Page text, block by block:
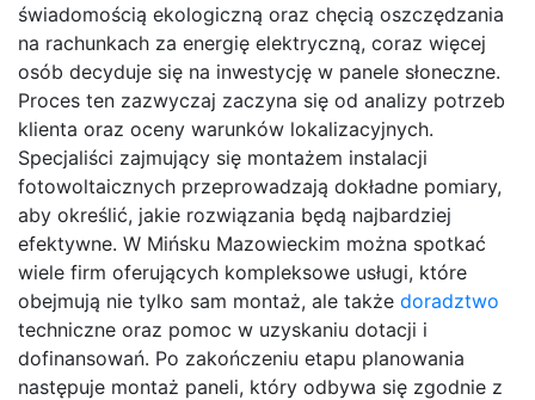
świadomością ekologiczną oraz chęcią oszczędzania
na rachunkach za energię elektryczną, coraz więcej
osób decyduje się na inwestycję w panele słoneczne.
Proces ten zazwyczaj zaczyna się od analizy potrzeb
klienta oraz oceny warunków lokalizacyjnych.
Specjaliści zajmujący się montażem instalacji
fotowoltaicznych przeprowadzają dokładne pomiary,
aby określić, jakie rozwiązania będą najbardziej
efektywne. W Mińsku Mazowieckim można spotkać
wiele firm oferujących kompleksowe usługi, które
obejmują nie tylko sam montaż, ale także doradztwo
techniczne oraz pomoc w uzyskaniu dotacji i
dofinansowań. Po zakończeniu etapu planowania
następuje montaż paneli, który odbywa się zgodnie z